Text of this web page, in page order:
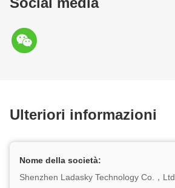
Ulteriori informazioni
Nome della società:
Shenzhen Ladasky Technology Co.，Ltd